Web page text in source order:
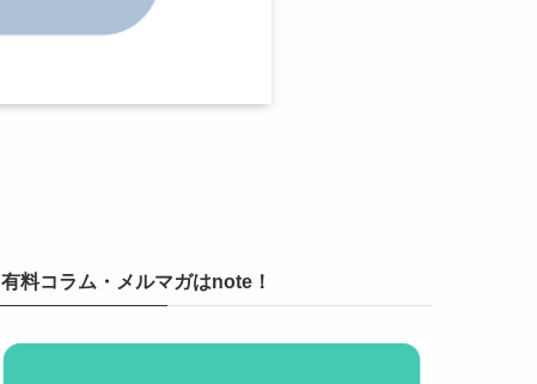
有料コラム・メルマガはnote！